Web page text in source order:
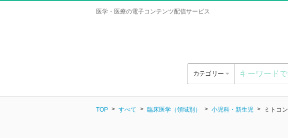
医学・医療の電子コンテンツ配信サービス
カテゴリー
TOP すべて 臨床医学（領域別） 小児科・新生児 ミトコ